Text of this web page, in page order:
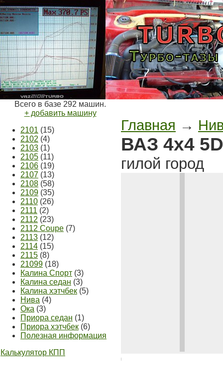
Всего в базе 292 машин.
+ добавить машину
2101 (15)
2102 (4)
2103 (1)
2105 (11)
2106 (19)
2107 (13)
2108 (58)
2109 (35)
2110 (26)
2111 (2)
2112 (23)
2112 Coupe (7)
2113 (12)
2114 (15)
2115 (8)
21099 (18)
Калина Спорт (3)
Калина седан (3)
Калина хэтчбек (5)
Нива (4)
Ока (3)
Приора седан (1)
Приора хэтчбек (6)
Полезная информация
Калькулятор КПП
Главная →
ВАЗ 4x4
гилой город